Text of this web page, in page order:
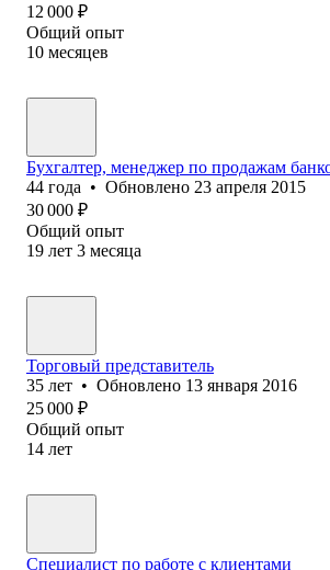
12 000 ₽
Общий опыт
10 месяцев
Бухгалтер, менеджер по продажам
44 года • Обновлено 23 апреля 2015
30 000 ₽
Общий опыт
19 лет 3 месяца
Торговый представитель
35 лет • Обновлено 13 января 2016
25 000 ₽
Общий опыт
14 лет
Специалист по работе с клиентами